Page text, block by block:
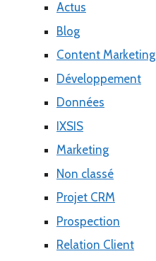
Actus
Blog
Content Marketing
Développement
Données
IXSIS
Marketing
Non classé
Projet CRM
Prospection
Relation Client